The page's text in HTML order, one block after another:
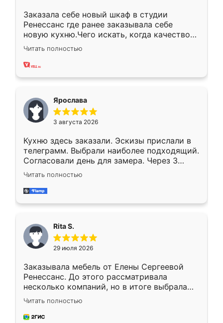
Заказала себе новый шкаф в студии
Ренессанс где ранее заказывала себе
новую кухню.Чего искать, когда качеством
вполне довольна. Служит кухня уже почти
два года, нареканий нет.
Читать полностью
Ярослава
3 августа 2026
Кухню здесь заказали. Эскизы прислали в
телеграмм. Выбрали наиболее подходящий.
Согласовали день для замера. Через 3
недели кухня была уже готова. Остались
довольны работой. Спасибо Ренессанс
мебель за качественную работу!
Читать полностью
Rita S.
29 июля 2026
Заказывала мебель от Елены Сергеевой
Ренессанс. До этого рассматривала
несколько компаний, но в итоге выбрала
эту. Сначала обговорили условия, потом
приехал замерщик, всё спокойно объяснил
и снял размеры. Изготовили в срок, с
Читать полностью